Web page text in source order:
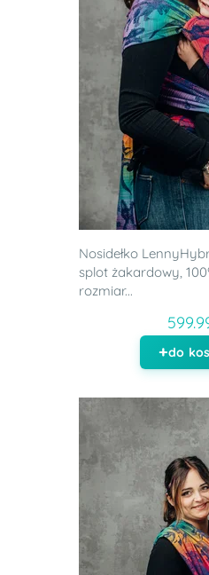
Nosidełko
splot żakardowy,
rozmiar...
do